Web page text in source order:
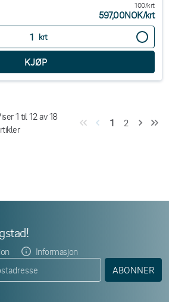
100/krt
597,00NOK/krt
krt
1 til12av18
1 2
Informasjon
ABONNER